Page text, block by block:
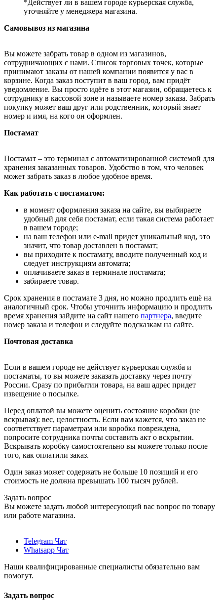
*Действует ли в вашем городе курьерская служба,
уточняйте у менеджера магазина.
Самовывоз из магазина
Вы можете забрать товар в одном из магазинов,
сотрудничающих с нами. Список торговых точек, которые
принимают заказы от нашей компании появится у вас в
корзине. Когда заказ поступит в ваш город, вам придёт
уведомление. Вы просто идёте в этот магазин, обращаетесь к
сотруднику в кассовой зоне и называете номер заказа. Забрать
покупку может ваш друг или родственник, который знает
номер и имя, на кого он оформлен.
Постамат
Постамат – это терминал с автоматизированной системой для
хранения заказанных товаров. Удобство в том, что человек
может забрать заказ в любое удобное время.
Как работать с постаматом:
в момент оформления заказа на сайте, вы выбираете
удобный для себя постамат, если такая система работает
в вашем городе;
на ваш телефон или e-mail придет уникальный код, это
значит, что товар доставлен в постамат;
вы приходите к постамату, вводите полученный код и
следует инструкциям автомата;
оплачиваете заказ в терминале постамата;
забираете товар.
Срок хранения в постамате 3 дня, но можно продлить ещё на
аналогичный срок. Чтобы уточнить информацию и продлить
время хранения зайдите на сайт нашего партнера, введите
номер заказа и телефон и следуйте подсказкам на сайте.
Почтовая доставка
Если в вашем городе не действует курьерская служба и
постаматы, то вы можете заказать доставку через почту
России. Сразу по прибытии товара, на ваш адрес придет
извещение о посылке.
Перед оплатой вы можете оценить состояние коробки (не
вскрывая): вес, целостность. Если вам кажется, что заказ не
соответствует параметрам или коробка повреждена,
попросите сотрудника почты составить акт о вскрытии.
Вскрывать коробку самостоятельно вы можете только после
того, как оплатили заказ.
Один заказ может содержать не больше 10 позиций и его
стоимость не должна превышать 100 тысяч рублей.
Задать вопрос
Вы можете задать любой интересующий вас вопрос по товару
или работе магазина.
Telegram Чат
Whatsapp Чат
Наши квалифицированные специалисты обязательно вам
помогут.
Задать вопрос